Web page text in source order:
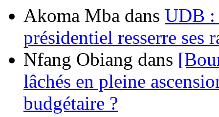
Akoma Mba dans UDB :
présidentiel resserre ses
Nfang Obiang dans
lâchés en pleine
budgétaire ?